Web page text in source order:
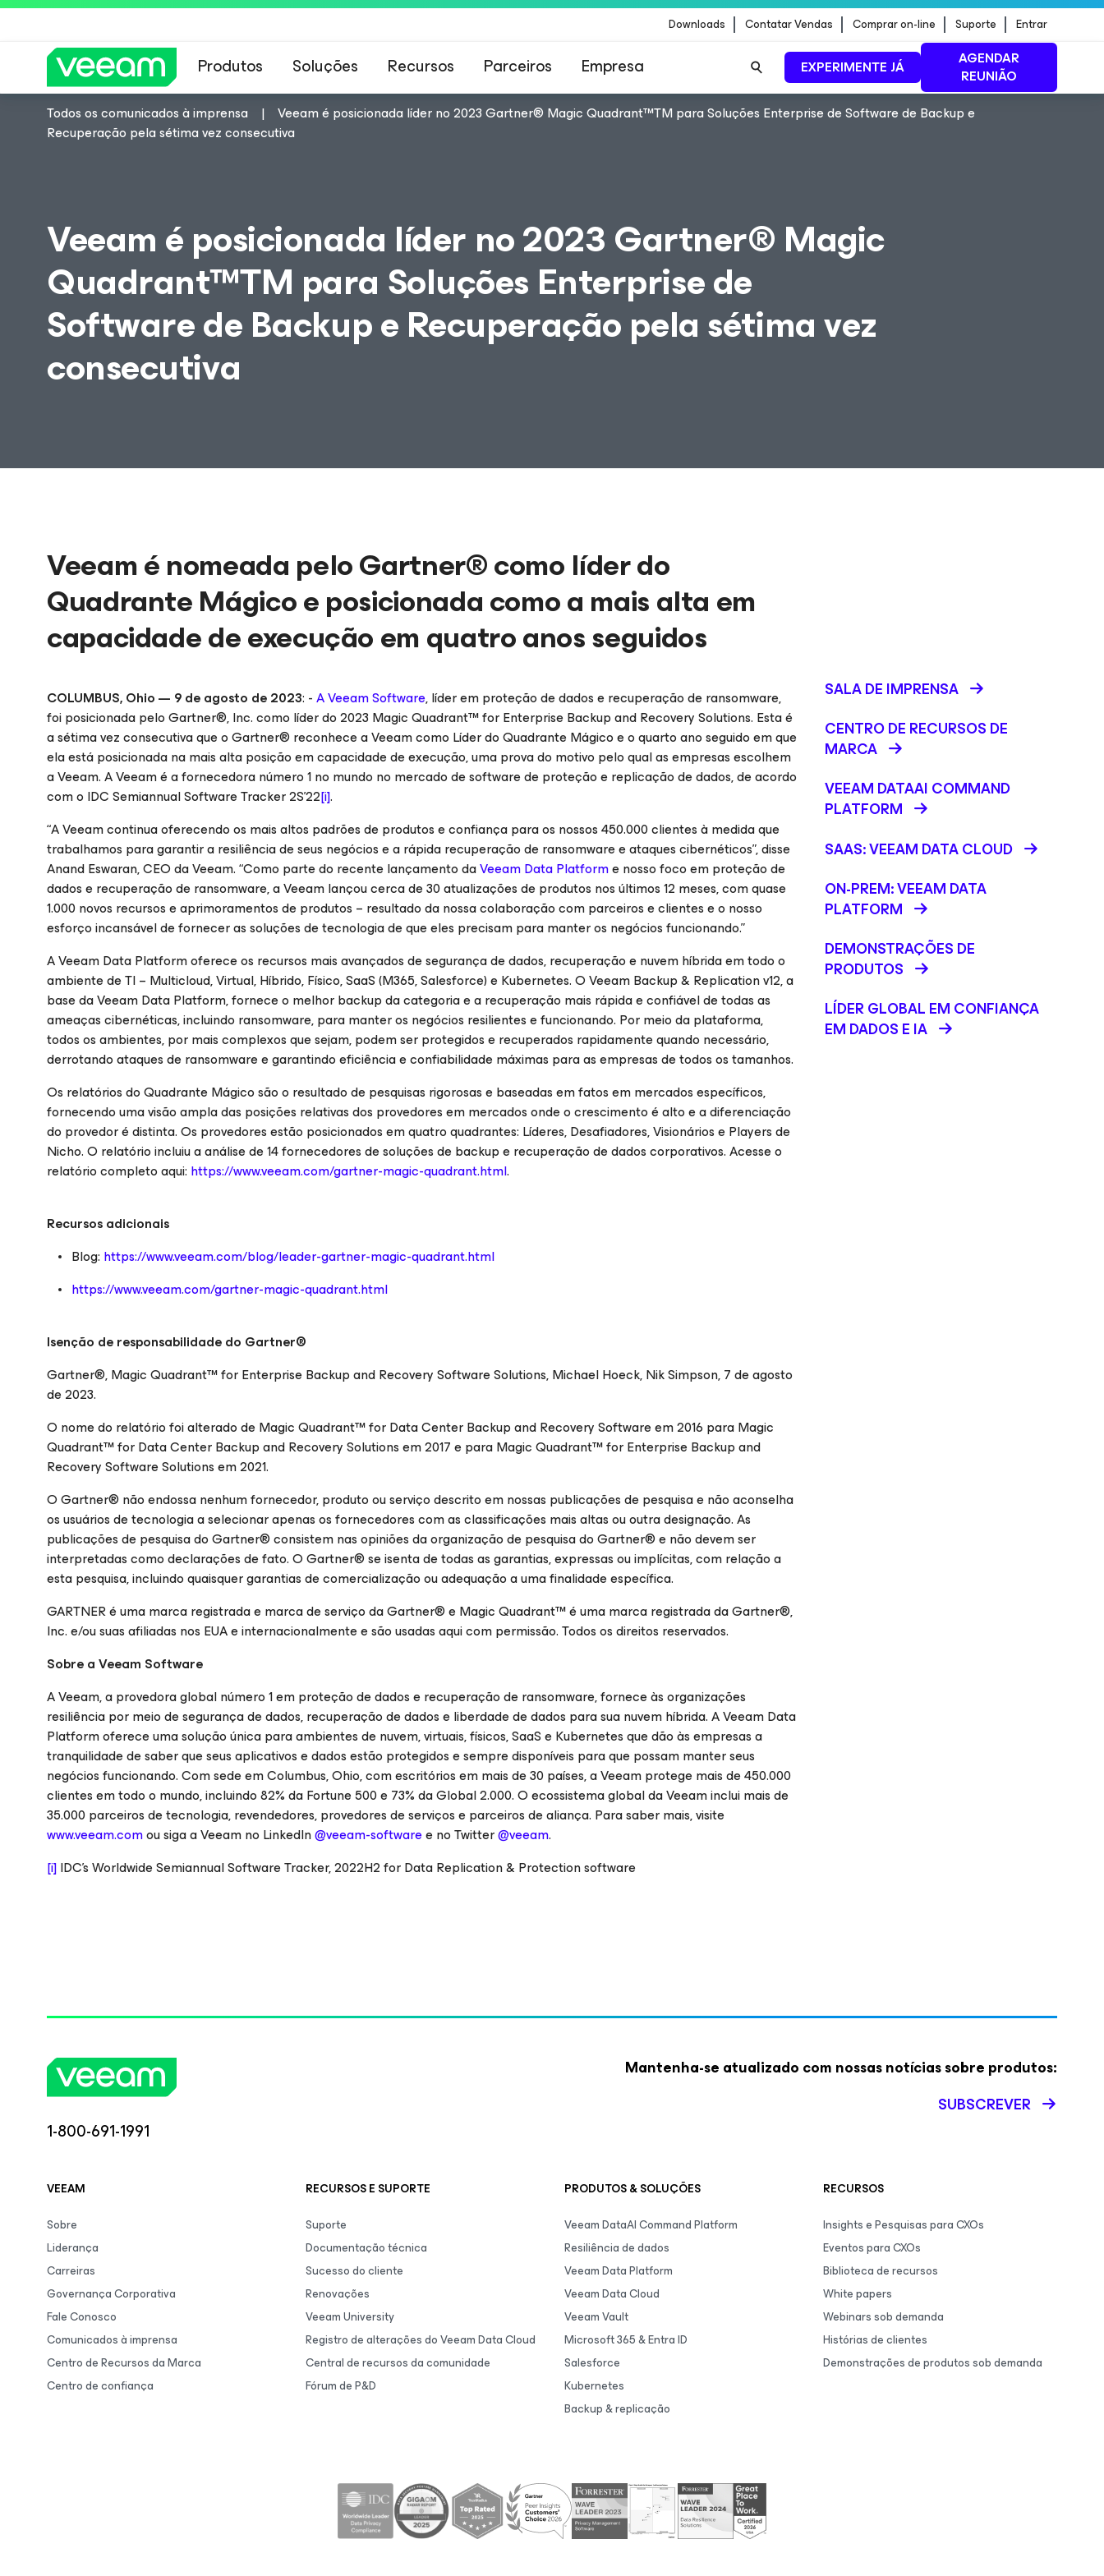
Downloads Contatar Vendas Comprar on-line Suporte Entrar
Produtos Soluções Recursos Parceiros Empresa EXPERIMENTE JÁ
AGENDAR
REUNIÃO
Orientações da Veeam para os clientes afetados pela atualização de
Todos os comunicados à imprensa
Veeam é posicionada líder no 2023 Gartner® Magic Quadrant™TM para Soluções Enterprise de Software de Backup e
Recuperação pela sétima vez consecutiva
Veeam é posicionada líder no 2023 Gartner® Magic
Quadrant™TM para Soluções Enterprise de
Software de Backup e Recuperação pela sétima vez
consecutiva
Veeam é nomeada pelo Gartner® como líder do
Quadrante Mágico e posicionada como a mais alta em
capacidade de execução em quatro anos seguidos
COLUMBUS, Ohio — 9 de agosto de 2023: -A Veeam Software, líder em proteção de dados e recuperação de ransomware,
foi posicionada pelo Gartner®, Inc. como líder do 2023 Magic Quadrant™ for Enterprise Backup and Recovery Solutions. Esta é
a sétima vez consecutiva que o Gartner® reconhece a Veeam como Líder do Quadrante Mágico e o quarto ano seguido em que
ela está posicionada na mais alta posição em capacidade de execução, uma prova do motivo pelo qual as empresas escolhem
a Veeam. A Veeam é a fornecedora número 1 no mundo no mercado de software de proteção e replicação de dados, de acordo
com o IDC Semiannual Software Tracker 2S'22[i].
“A Veeam continua oferecendo os mais altos padrões de produtos e confiança para os nossos 450.000 clientes à medida que
trabalhamos para garantir a resiliência de seus negócios e a rápida recuperação de ransomware e ataques cibernéticos”, disse
Anand Eswaran, CEO da Veeam. “Como parte do recente lançamento daVeeam Data Platforme nosso foco em proteção de
dados e recuperação de ransomware, a Veeam lançou cerca de 30 atualizações de produtos nos últimos 12 meses, com quase
1.000 novos recursos e aprimoramentos de produtos – resultado da nossa colaboração com parceiros e clientes e o nosso
esforço incansável de fornecer as soluções de tecnologia de que eles precisam para manter os negócios funcionando.”
A Veeam Data Platform oferece os recursos mais avançados de segurança de dados, recuperação e nuvem híbrida em todo o
ambiente de TI – Multicloud, Virtual, Híbrido, Físico, SaaS (M365, Salesforce) e Kubernetes. O Veeam Backup & Replication v12, a
base da Veeam Data Platform, fornece o melhor backup da categoria e a recuperação mais rápida e confiável de todas as
ameaças cibernéticas, incluindo ransomware, para manter os negócios resilientes e funcionando. Por meio da plataforma,
todos os ambientes, por mais complexos que sejam, podem ser protegidos e recuperados rapidamente quando necessário,
derrotando ataques de ransomware e garantindo eficiência e confiabilidade máximas para as empresas de todos os tamanhos.
Os relatórios do Quadrante Mágico são o resultado de pesquisas rigorosas e baseadas em fatos em mercados específicos,
fornecendo uma visão ampla das posições relativas dos provedores em mercados onde o crescimento é alto e a diferenciação
do provedor é distinta. Os provedores estão posicionados em quatro quadrantes: Líderes, Desafiadores, Visionários e Players de
Nicho. O relatório incluiu a análise de 14 fornecedores de soluções de backup e recuperação de dados corporativos. Acesse o
relatório completo aqui: https://www.veeam.com/gartner-magic-quadrant.html.
Recursos adicionais
Blog: https://www.veeam.com/blog/leader-gartner-magic-quadrant.html
https://www.veeam.com/gartner-magic-quadrant.html
Isenção de responsabilidade do Gartner®
Gartner®, Magic Quadrant™ for Enterprise Backup and Recovery Software Solutions, Michael Hoeck, Nik Simpson, 7 de agosto
de 2023.
O nome do relatório foi alterado de Magic Quadrant™ for Data Center Backup and Recovery Software em 2016 para Magic
Quadrant™ for Data Center Backup and Recovery Solutions em 2017 e para Magic Quadrant™ for Enterprise Backup and
Recovery Software Solutions em 2021.
O Gartner® não endossa nenhum fornecedor, produto ou serviço descrito em nossas publicações de pesquisa e não aconselha
os usuários de tecnologia a selecionar apenas os fornecedores com as classificações mais altas ou outra designação. As
publicações de pesquisa do Gartner® consistem nas opiniões da organização de pesquisa do Gartner® e não devem ser
interpretadas como declarações de fato. O Gartner® se isenta de todas as garantias, expressas ou implícitas, com relação a
esta pesquisa, incluindo quaisquer garantias de comercialização ou adequação a uma finalidade específica.
GARTNER é uma marca registrada e marca de serviço da Gartner® e Magic Quadrant™ é uma marca registrada da Gartner®,
Inc. e/ou suas afiliadas nos EUA e internacionalmente e são usadas aqui com permissão. Todos os direitos reservados.
Sobre a Veeam Software
A Veeam, a provedora global número 1 em proteção de dados e recuperação de ransomware, fornece às organizações
resiliência por meio de segurança de dados, recuperação de dados e liberdade de dados para sua nuvem híbrida. A Veeam Data
Platform oferece uma solução única para ambientes de nuvem, virtuais, físicos, SaaS e Kubernetes que dão às empresas a
tranquilidade de saber que seus aplicativos e dados estão protegidos e sempre disponíveis para que possam manter seus
negócios funcionando. Com sede em Columbus, Ohio, com escritórios em mais de 30 países, a Veeam protege mais de 450.000
clientes em todo o mundo, incluindo 82% da Fortune 500 e 73% da Global 2.000. O ecossistema global da Veeam inclui mais de
35.000 parceiros de tecnologia, revendedores, provedores de serviços e parceiros de aliança. Para saber mais, visite
www.veeam.comou siga a Veeam no LinkedIn@veeam-softwaree no Twitter@veeam.
[i]IDC's Worldwide Semiannual Software Tracker, 2022H2 for Data Replication & Protection software
SALA DE IMPRENSA
CENTRO DE RECURSOS DE
MARCA
VEEAM DATAAI COMMAND
PLATFORM
SAAS: VEEAM DATA CLOUD
ON-PREM: VEEAM DATA
PLATFORM
DEMONSTRAÇÕES DE
PRODUTOS
LÍDER GLOBAL EM CONFIANÇA
EM DADOS E IA
1-800-691-1991
Mantenha-se atualizado com nossas notícias sobre produtos:
SUBSCREVER
VEEAM
Sobre
Liderança
Carreiras
Governança Corporativa
Fale Conosco
Comunicados à imprensa
Centro de Recursos da Marca
Centro de confiança
RECURSOS E SUPORTE
Suporte
Documentação técnica
Sucesso do cliente
Renovações
Veeam University
Registro de alterações do Veeam Data Cloud
Central de recursos da comunidade
Fórum de P&D
PRODUTOS & SOLUÇÕES
Veeam DataAI Command Platform
Resiliência de dados
Veeam Data Platform
Veeam Data Cloud
Veeam Vault
Microsoft 365 & Entra ID
Salesforce
Kubernetes
Backup & replicação
RECURSOS
Insights e Pesquisas para CXOs
Eventos para CXOs
Biblioteca de recursos
White papers
Webinars sob demanda
Histórias de clientes
Demonstrações de produtos sob demanda